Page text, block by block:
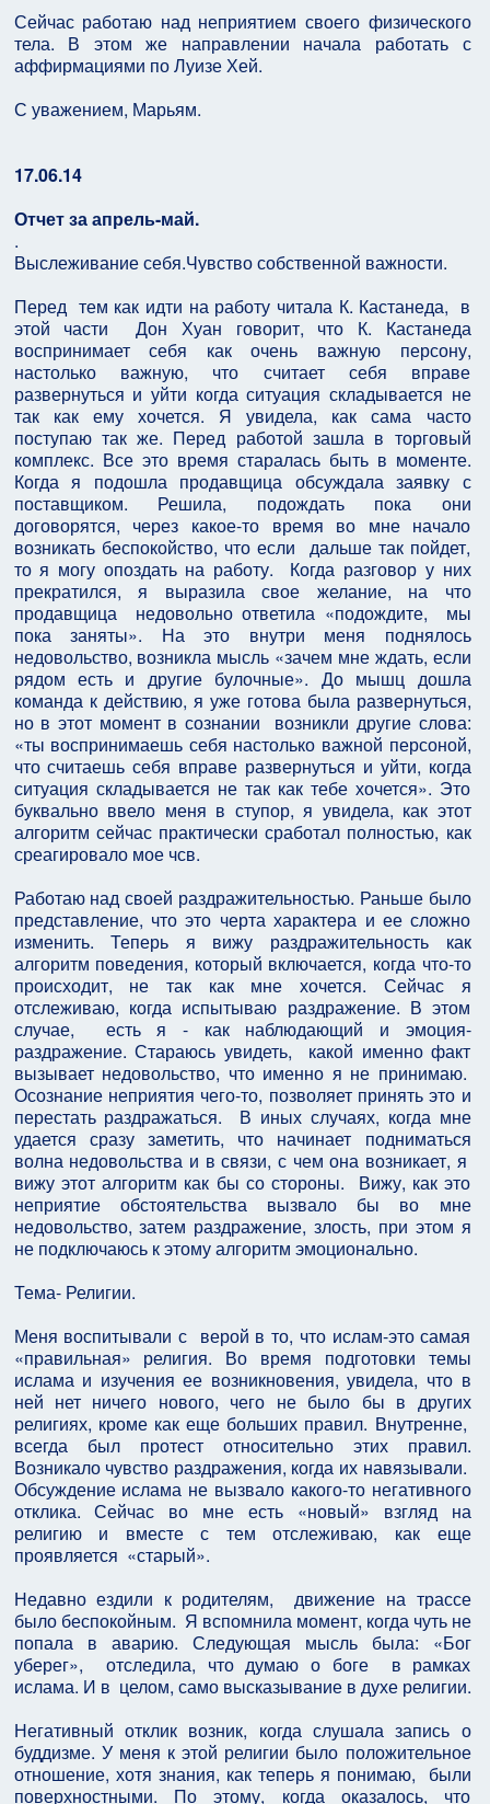
Сейчас работаю над неприятием своего физического
тела. В этом же направлении начала работать с
аффирмациями по Луизе Хей.
С уважением, Марьям.
17.06.14
Отчет за апрель-май.
.
Выслеживание себя.Чувство собственной важности.
Перед тем как идти на работу читала К. Кастанеда, в
этой части Дон Хуан говорит, что К. Кастанеда
воспринимает себя как очень важную персону,
настолько важную, что считает себя вправе
развернуться и уйти когда ситуация складывается не
так как ему хочется. Я увидела, как сама часто
поступаю так же. Перед работой зашла в торговый
комплекс. Все это время старалась быть в моменте.
Когда я подошла продавщица обсуждала заявку с
поставщиком. Решила, подождать пока они
договорятся, через какое-то время во мне начало
возникать беспокойство, что если дальше так пойдет,
то я могу опоздать на работу. Когда разговор у них
прекратился, я выразила свое желание, на что
продавщица недовольно ответила «подождите, мы
пока заняты». На это внутри меня поднялось
недовольство, возникла мысль «зачем мне ждать, если
рядом есть и другие булочные». До мышц дошла
команда к действию, я уже готова была развернуться,
но в этот момент в сознании возникли другие слова:
«ты воспринимаешь себя настолько важной персоной,
что считаешь себя вправе развернуться и уйти, когда
ситуация складывается не так как тебе хочется». Это
буквально ввело меня в ступор, я увидела, как этот
алгоритм сейчас практически сработал полностью, как
среагировало мое чсв.
Работаю над своей раздражительностью. Раньше было
представление, что это черта характера и ее сложно
изменить. Теперь я вижу раздражительность как
алгоритм поведения, который включается, когда что-то
происходит, не так как мне хочется. Сейчас я
отслеживаю, когда испытываю раздражение. В этом
случае, есть я - как наблюдающий и эмоция-
раздражение. Стараюсь увидеть, какой именно факт
вызывает недовольство, что именно я не принимаю.
Осознание неприятия чего-то, позволяет принять это и
перестать раздражаться. В иных случаях, когда мне
удается сразу заметить, что начинает подниматься
волна недовольства и в связи, с чем она возникает, я
вижу этот алгоритм как бы со стороны. Вижу, как это
неприятие обстоятельства вызвало бы во мне
недовольство, затем раздражение, злость, при этом я
не подключаюсь к этому алгоритм эмоционально.
Тема- Религии.
Меня воспитывали с верой в то, что ислам-это самая
«правильная» религия. Во время подготовки темы
ислама и изучения ее возникновения, увидела, что в
ней нет ничего нового, чего не было бы в других
религиях, кроме как еще больших правил. Внутренне,
всегда был протест относительно этих правил.
Возникало чувство раздражения, когда их навязывали.
Обсуждение ислама не вызвало какого-то негативного
отклика. Сейчас во мне есть «новый» взгляд на
религию и вместе с тем отслеживаю, как еще
проявляется «старый».
Недавно ездили к родителям, движение на трассе
было беспокойным. Я вспомнила момент, когда чуть не
попала в аварию. Следующая мысль была: «Бог
уберег», отследила, что думаю о боге в рамках
ислама. И в целом, само высказывание в духе религии.
Негативный отклик возник, когда слушала запись о
буддизме. У меня к этой религии было положительное
отношение, хотя знания, как теперь я понимаю, были
поверхностными. По этому, когда оказалось, что